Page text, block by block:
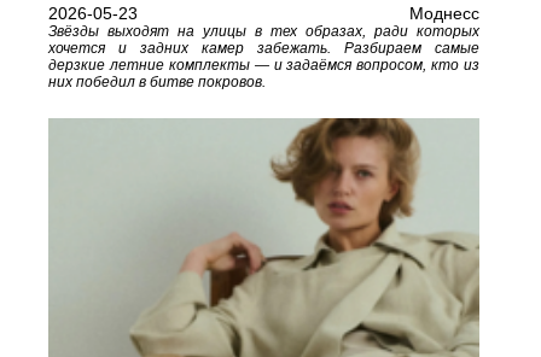
2026-05-23 Моднесс
Звёзды выходят на улицы в тех образах, ради которых
хочется и задних камер забежать. Разбираем самые
дерзкие летние комплекты — и задаёмся вопросом, кто из
них победил в битве покровов.